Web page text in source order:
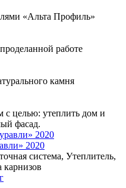
«Альта Профиль»
работе
камня
с целью: утеплить дом и
фасад.
2020
система, Утеплитель,